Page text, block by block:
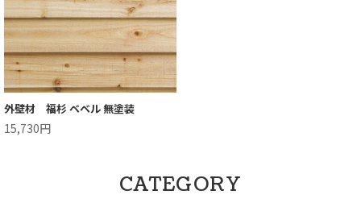
外壁材 福杉 ベベル 無塗装
15,730円
CATEGORY